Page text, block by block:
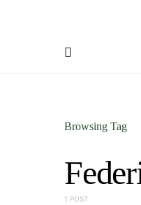
Browsing Tag
1 POST